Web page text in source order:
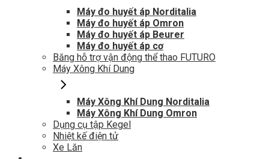
Máy đo huyết áp Norditalia
Máy đo huyết áp Omron
Máy đo huyết áp Beurer
Máy đo huyết áp cơ
Băng hỗ trợ vận động thể thao FUTURO
Máy Xông Khí Dung
Máy Xông Khí Dung Norditalia
Máy Xông Khí Dung Omron
Dụng cụ tập Kegel
Nhiệt kế điện tử
Xe Lăn